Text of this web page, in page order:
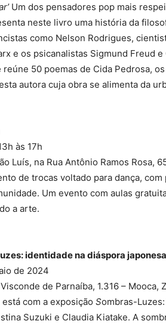
Um dos pensadores pop mais
neste livro uma história da
como Nelson Rodrigues,
e os psicanalistas Sigmund Freud e
50 poemas de Cida Pedrosa,
autora cuja obra se alimenta da
às 17h
Luís, na Rua Antônio Ramos Rosa,
de trocas voltado para dança,
Um evento com aulas
a arte.
identidade na diáspora japonesa
de 2024
de Parnaíba, 1.316 – Mooca,
com a exposição Sombras-
Suzuki e Claudia Kiatake. A